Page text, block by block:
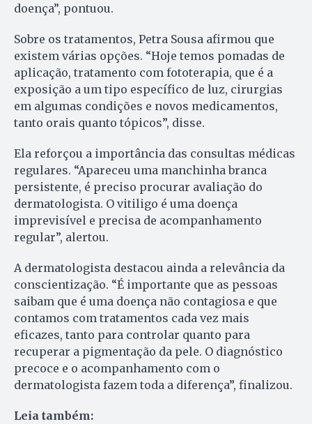
doença”, pontuou.
Sobre os tratamentos, Petra Sousa afirmou que
existem várias opções. “Hoje temos pomadas de
aplicação, tratamento com fototerapia, que é a
exposição a um tipo específico de luz, cirurgias
em algumas condições e novos medicamentos,
tanto orais quanto tópicos”, disse.
Ela reforçou a importância das consultas médicas
regulares. “Apareceu uma manchinha branca
persistente, é preciso procurar avaliação do
dermatologista. O vitiligo é uma doença
imprevisível e precisa de acompanhamento
regular”, alertou.
A dermatologista destacou ainda a relevância da
conscientização. “É importante que as pessoas
saibam que é uma doença não contagiosa e que
contamos com tratamentos cada vez mais
eficazes, tanto para controlar quanto para
recuperar a pigmentação da pele. O diagnóstico
precoce e o acompanhamento com o
dermatologista fazem toda a diferença”, finalizou.
Leia também: